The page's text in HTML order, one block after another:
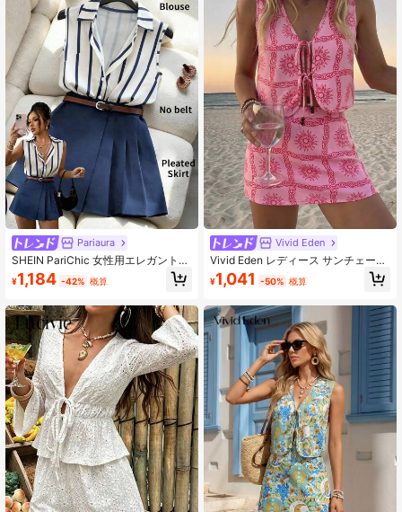
Pariaura
SHEIN PariChic 女性用エレガントな
カジュアル ストライプ 2ピースセッ
ト
¥1,184 -42% 概算
Vivid Eden
Vivid Eden レディース サンチェーン
プリント タイアップ トップス & ミニ
スカート 2点セット
¥1,041 -50% 概算